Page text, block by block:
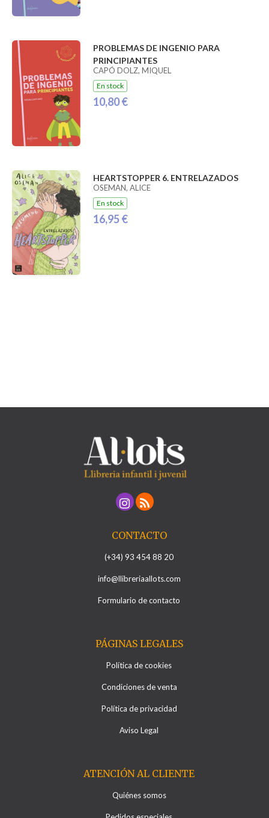
PROBLEMAS DE INGENIO PARA
PRINCIPIANTES
CAPÓ DOLZ, MIQUEL
En stock
10,80 €
HEARTSTOPPER 6. ENTRELAZADOS
OSEMAN, ALICE
En stock
16,95 €
CONTACTO
(+34) 93 454 88 20
info@llibreriaallots.com
Formulario de contacto
PÁGINAS LEGALES
Política de cookies
Condiciones de venta
Política de privacidad
Aviso Legal
ATENCIÓN AL CLIENTE
Quiénes somos